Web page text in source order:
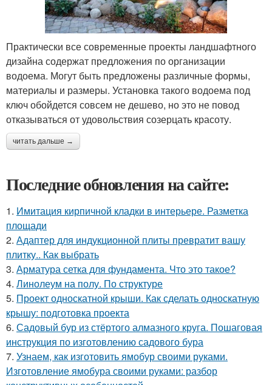
Практически все современные проекты ландшафтного
дизайна содержат предложения по организации
водоема. Могут быть предложены различные формы,
материалы и размеры. Установка такого водоема под
ключ обойдется совсем не дешево, но это не повод
отказываться от удовольствия созерцать красоту.
читать дальше →
Последние обновления на сайте:
1. Имитация кирпичной кладки в интерьере. Разметка
площади
2. Адаптер для индукционной плиты превратит вашу
плитку.. Как выбрать
3. Арматура сетка для фундамента. Что это такое?
4. Линолеум на полу. По структуре
5. Проект односкатной крыши. Как сделать односкатную
крышу: подготовка проекта
6. Садовый бур из стёртого алмазного круга. Пошаговая
инструкция по изготовлению садового бура
7. Узнаем, как изготовить ямобур своими руками.
Изготовление ямобура своими руками: разбор